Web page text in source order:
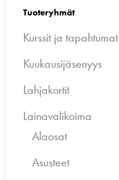
Tuoteryhmät
Kurssit ja tapahtumat
Kuukausijäsenyys
Lahjakortit
Lainavalikoima
Alaosat
Asusteet